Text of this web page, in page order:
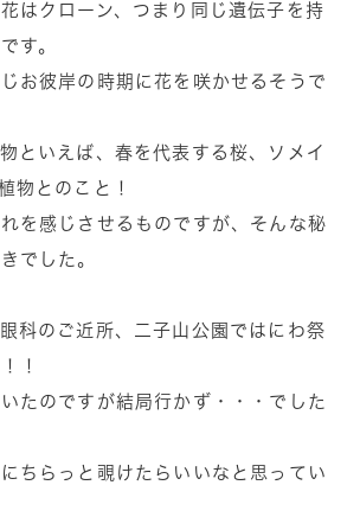
はクローン、つまり同じ遺伝子を持
す。
お彼岸の時期に花を咲かせるそうで
といえば、春を代表する桜、ソメイ
物とのこと！
を感じさせるものですが、そんな秘
でした。
科のご近所、二子山公園ではにわ祭
！
たのですが結局行かず・・・でした
ちらっと覗けたらいいなと思ってい